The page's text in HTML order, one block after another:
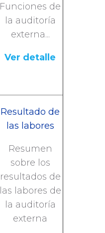
Funciones de
la auditoría
externa...
Ver detalle
Resultado de
las labores
Resumen
sobre los
resultados de
las labores de
la auditoría
externa